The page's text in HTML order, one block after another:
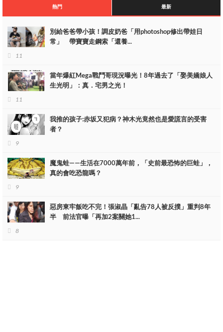
戰爭說的那些話吧。畢竟新世界沒有能載他的船，白鬍子是舊時代
的殘黨，註定會被時代淘汰，讓他長眠也許更合適。
熱門 最新
別給爸爸帶小孩！調皮奶爸「用photoshop修出帶娃日
常」 帶寶寶走鋼索「還養...
11
當年爆紅Mega戰鬥哥現況曝光！8年過去了「娶美嬌娘人
生光明」：真．宅男之光！
11
我推的孩子:赤坂又犯病？神木光竟然也是愛謊言的受害
者？
9
魔鬼蛙——生活在7000萬年前，「史前最恐怖的巨蛙」，
真的會吃恐龍嗎？
9
惡房東牢飯吃不完！張淑晶「亂告78人被反撲」重判8年
半 前法官曝「再加2案關她1...
8